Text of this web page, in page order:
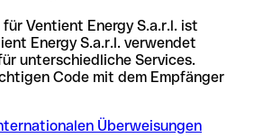
Ventient Energy S.a.r.l. ist
Energy S.a.r.l. verwendet
unterschiedliche Services.
Code mit dem Empfänger
Überweisungen